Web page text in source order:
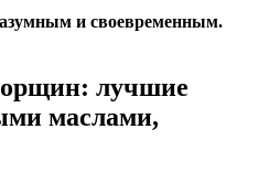
и своевременным.
лучшие
маслами,